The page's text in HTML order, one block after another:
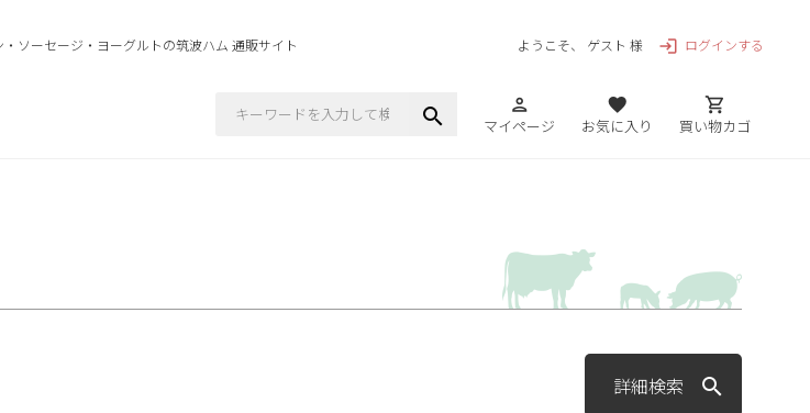
ソーセージ・ヨーグルトの筑波ハム 通販サイト ようこそ、 ゲスト 様 login ログインする
search person
マイページ
favorite
お気に入り
shopping_cart
買い物カゴ
詳細検索